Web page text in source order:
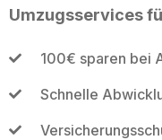
Umzugsservices
100€ sparen bei
Schnelle